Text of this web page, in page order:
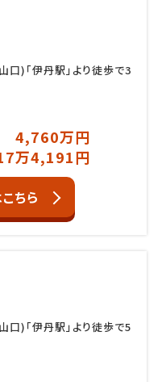
)「伊丹駅」より徒歩で3
4,760万円
万4,191円
ちら
)「伊丹駅」より徒歩で5